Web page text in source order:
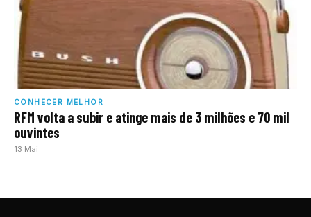
CONHECER MELHOR
RFM volta a subir e atinge mais de 3 milhões e 70 mil
ouvintes
13 Mai